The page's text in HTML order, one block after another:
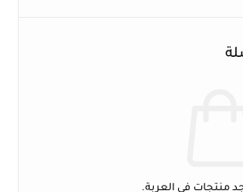
منتجات في العربة.